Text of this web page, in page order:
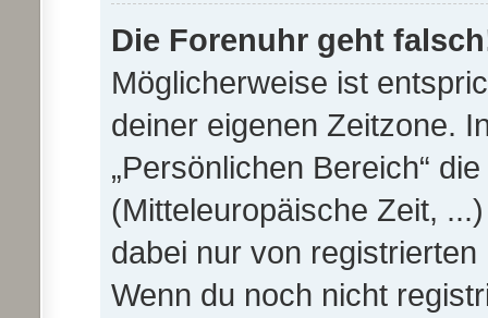
Die Forenuhr geht
Möglicherweise ist
deiner eigenen Zeitzone.
„Persönlichen Bereich“
(Mitteleuropäische Zeit,
dabei nur von
Wenn du noch nicht